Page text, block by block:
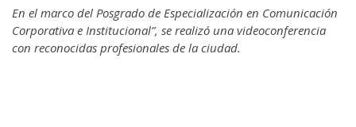
En el marco del Posgrado de Especialización en Comunicación
Corporativa e Institucional”, se realizó una videoconferencia
con reconocidas profesionales de la ciudad.